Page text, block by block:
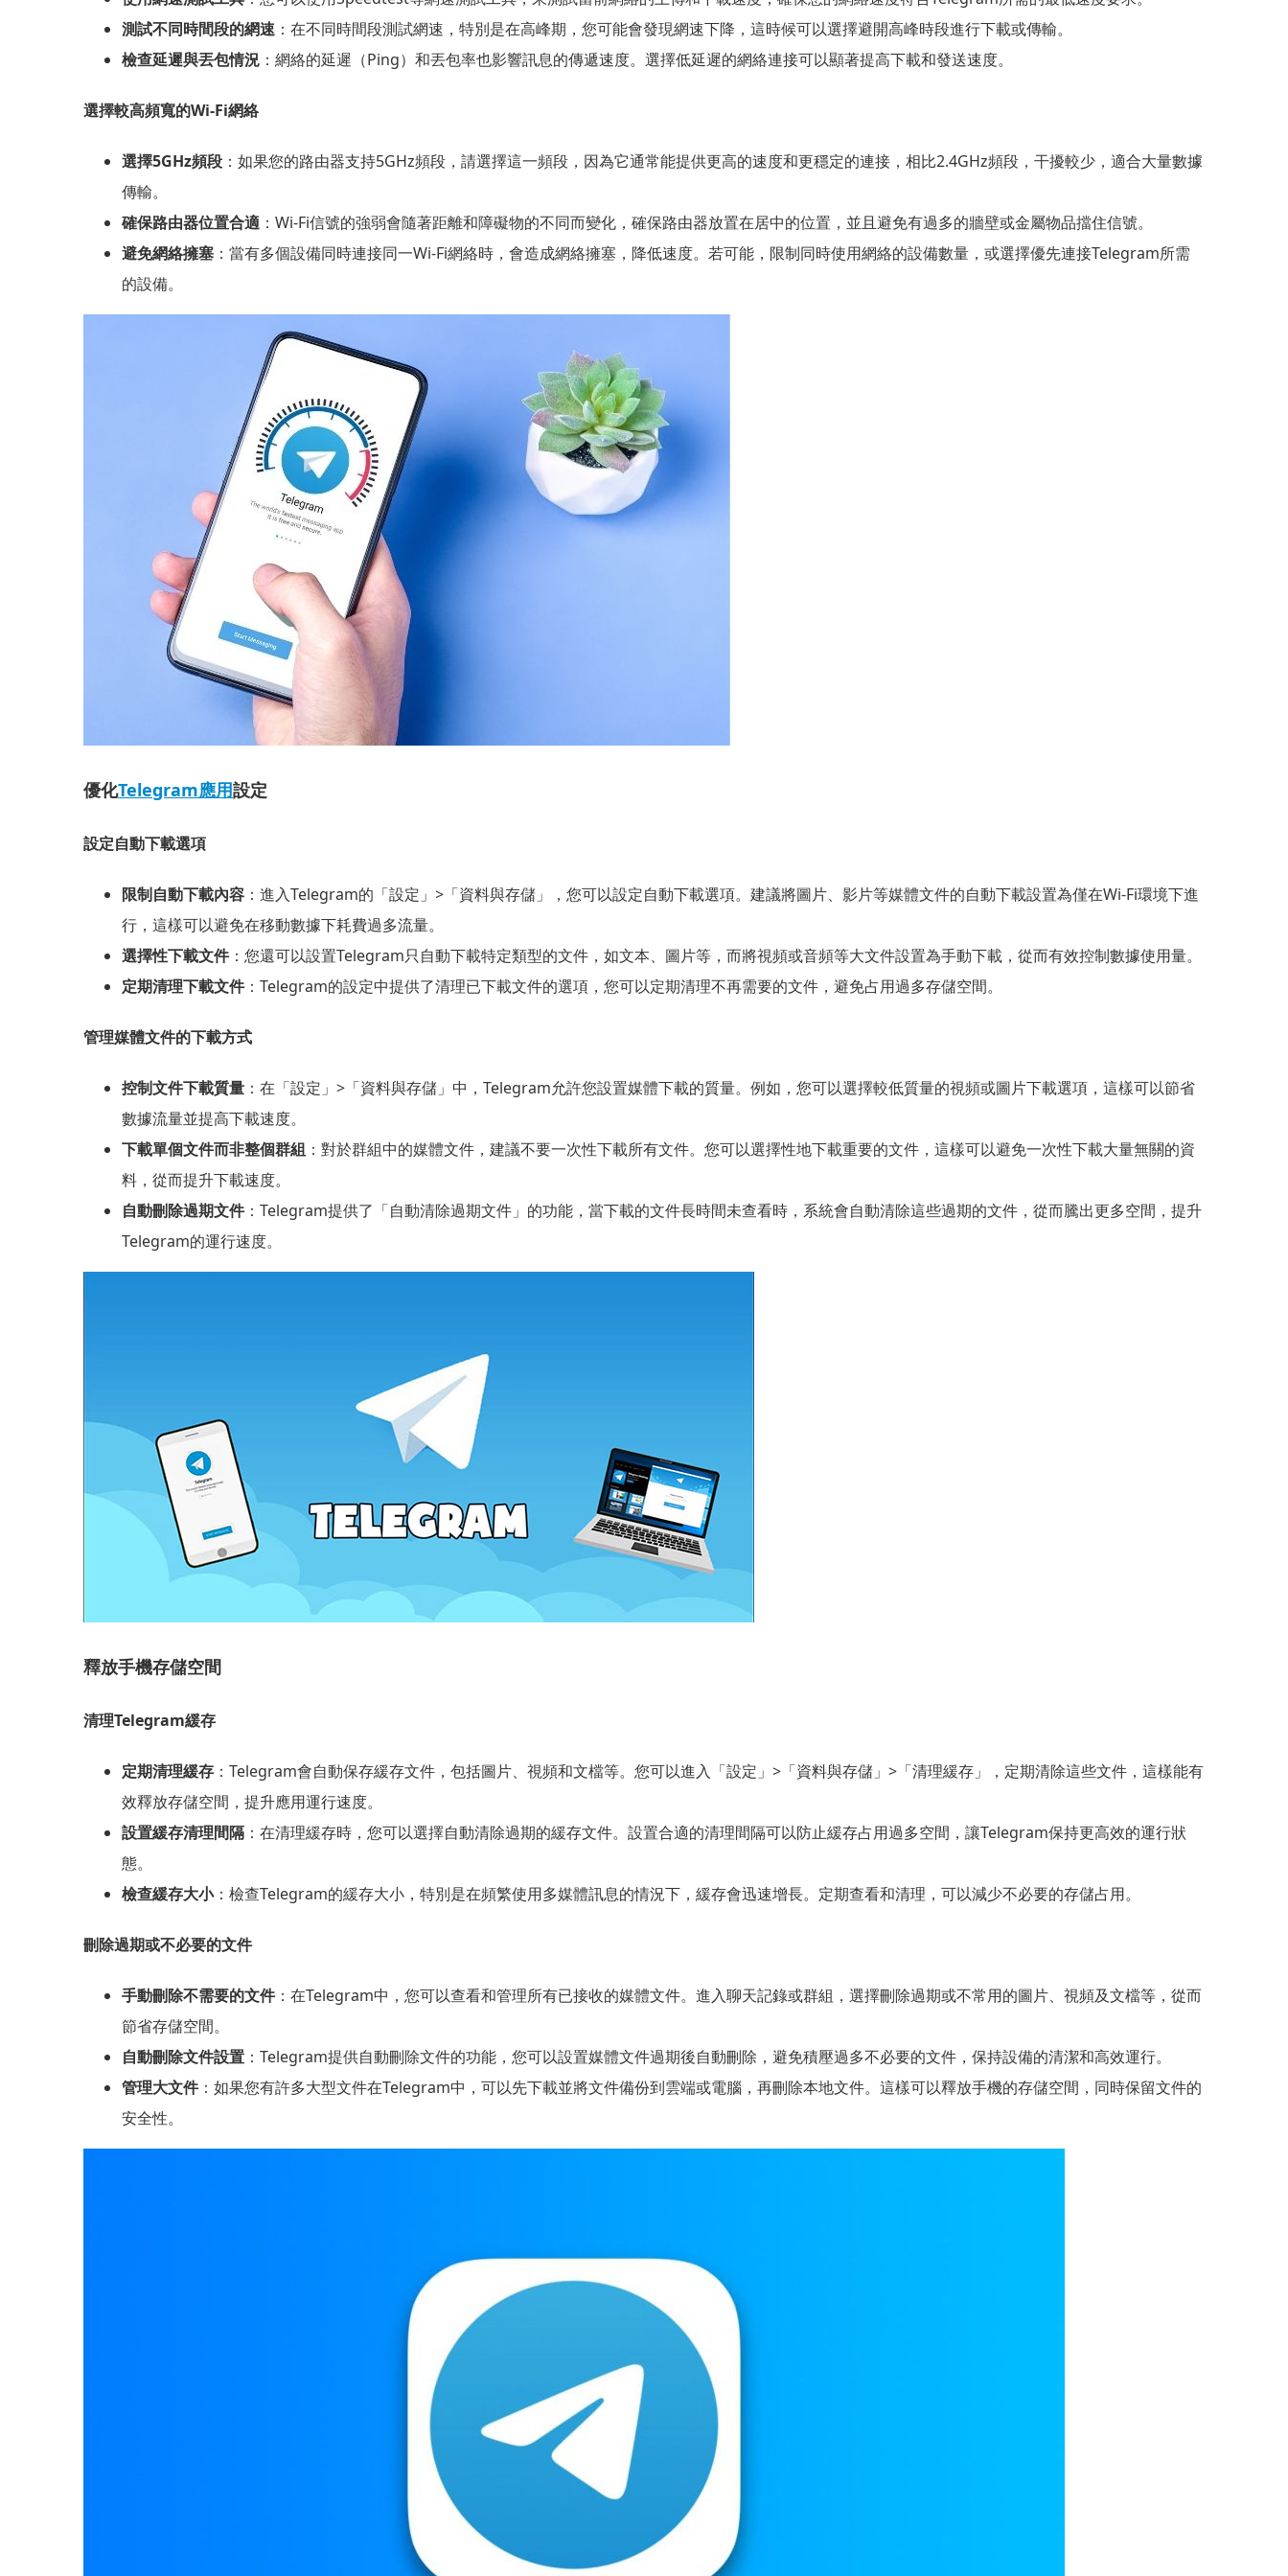
測試不同時間段的網速 ：在不同時間段測試網速，特別是在高峰期，您可能會發現網速下降，這時候可以選擇避開高峰時段進行下載或傳輸。
檢查延遲與丟包情況 ：網絡的延遲（Ping）和丟包率也影響訊息的傳遞速度。選擇低延遲的網絡連接可以顯著提高下載和發送速度。
選擇較高頻寬的Wi-Fi網絡
選擇5GHz頻段 ：如果您的路由器支持5GHz頻段，請選擇這一頻段，因為它通常能提供更高的速度和更穩定的連接，相比2.4GHz頻段，干擾較少，適合大量數據
傳輸。
確保路由器位置合適 ：Wi-Fi信號的強弱會隨著距離和障礙物的不同而變化，確保路由器放置在居中的位置，並且避免有過多的牆壁或金屬物品擋住信號。
避免網絡擁塞 ：當有多個設備同時連接同一Wi-Fi網絡時，會造成網絡擁塞，降低速度。若可能，限制同時使用網絡的設備數量，或選擇優先連接Telegram所需
的設備。
優化Telegram應用設定
設定自動下載選項
限制自動下載內容 ：進入Telegram的「設定」>「資料與存儲」，您可以設定自動下載選項。建議將圖片、影片等媒體文件的自動下載設置為僅在Wi-Fi環境下進
行，這樣可以避免在移動數據下耗費過多流量。
選擇性下載文件：您還可以設置Telegram只自動下載特定類型的文件，如文本、圖片等，而將視頻或音頻等大文件設置為手動下載，從而有效控制數據使用量。
定期清理下載文件：Telegram的設定中提供了清理已下載文件的選項，您可以定期清理不再需要的文件，避免占用過多存儲空間。
管理媒體文件的下載方式
控制文件下載質量 ：在「設定」>「資料與存儲」中，Telegram允許您設置媒體下載的質量。例如，您可以選擇較低質量的視頻或圖片下載選項，這樣可以節省
數據流量並提高下載速度。
下載單個文件而非整個群組 ：對於群組中的媒體文件，建議不要一次性下載所有文件。您可以選擇性地下載重要的文件，這樣可以避免一次性下載大量無關的資
料，從而提升下載速度。
自動刪除過期文件：Telegram提供了「自動清除過期文件」的功能，當下載的文件長時間未查看時，系統會自動清除這些過期的文件，從而騰出更多空間，提升
Telegram的運行速度。
釋放手機存儲空間
清理Telegram緩存
定期清理緩存 ：Telegram會自動保存緩存文件，包括圖片、視頻和文檔等。您可以進入「設定」>「資料與存儲」>「清理緩存」，定期清除這些文件，這樣能有
效釋放存儲空間，提升應用運行速度。
設置緩存清理間隔 ：在清理緩存時，您可以選擇自動清除過期的緩存文件。設置合適的清理間隔可以防止緩存占用過多空間，讓Telegram保持更高效的運行狀
態。
檢查緩存大小：檢查Telegram的緩存大小，特別是在頻繁使用多媒體訊息的情況下，緩存會迅速增長。定期查看和清理，可以減少不必要的存儲占用。
刪除過期或不必要的文件
手動刪除不需要的文件：在Telegram中，您可以查看和管理所有已接收的媒體文件。進入聊天記錄或群組，選擇刪除過期或不常用的圖片、視頻及文檔等，從而
節省存儲空間。
自動刪除文件設置 ：Telegram提供自動刪除文件的功能，您可以設置媒體文件過期後自動刪除，避免積壓過多不必要的文件，保持設備的清潔和高效運行。
管理大文件：如果您有許多大型文件在Telegram中，可以先下載並將文件備份到雲端或電腦，再刪除本地文件。這樣可以釋放手機的存儲空間，同時保留文件的
安全性。